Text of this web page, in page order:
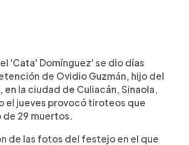
'Cata' Domínguez' se dio días
de Ovidio Guzmán, hijo del
en la ciudad de Culiacán, Sinaola,
el jueves provocó tiroteos que
de 29 muertos.
de las fotos del festejo en el que